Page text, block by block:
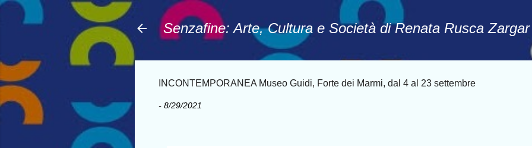
Senzafine: Arte, Cultura e Società di Renata Rusca Zargar
INCONTEMPORANEA Museo Guidi, Forte dei Marmi, dal 4 al 23 settembre
- 8/29/2021